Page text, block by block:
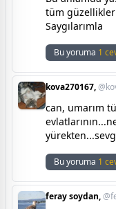
tüm
Saygılarımla
Bu yoruma 1
kova270167,
can, umarım
Bu yoruma 1
feray soydan,